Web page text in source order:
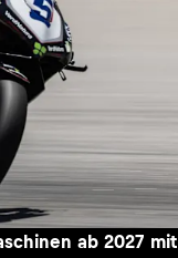
ab 2027 mit